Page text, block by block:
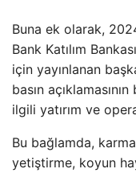
Buna ek olarak,
Bank Katılım
için yayınlanan
basın
ilgili yatırım ve
Bu bağlamda,
yetiştirme, koyun